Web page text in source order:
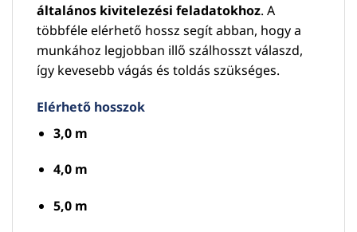
általános kivitelezési feladatokhoz. A
többféle elérhető hossz segít abban, hogy a
munkához legjobban illő szálhosszt válaszd,
így kevesebb vágás és toldás szükséges.
Elérhető hosszok
3,0 m
4,0 m
5,0 m